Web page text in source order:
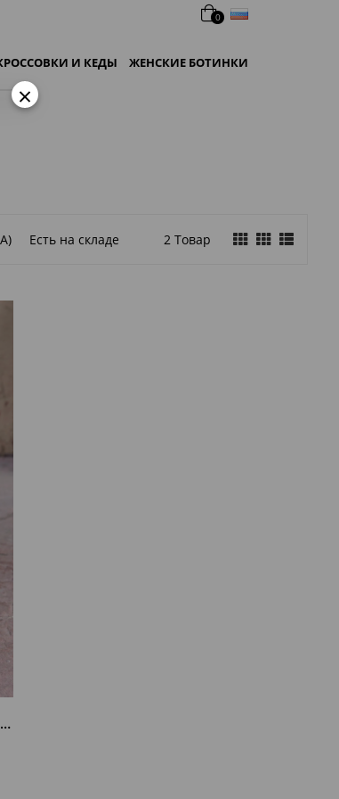
0
И КЕДЫ ЖЕНСКИЕ БОТИНКИ
Есть на складе 2 Товар
Shaggy Черные Женские Кроссовки из Натуральной Кожи и Меха
×